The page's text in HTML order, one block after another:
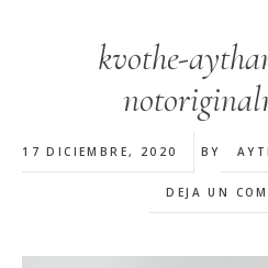
kvothe-
17 DICIEMBRE, 2020 BY
DEJA UN